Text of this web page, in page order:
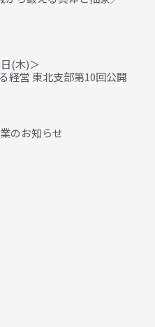
(木)＞
経営 東北支部第10回公開
のお知らせ